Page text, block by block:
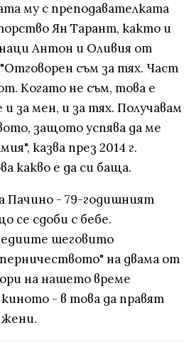
му с преподавателката
Ян Тарант, както и
Антон и Оливия от
съм за тях. Част
Когато не съм, това е
за мен, и за тях. Получавам
защото успява да ме
казва през 2014 г.
какво е да си баща.
Пачино - 79-годишният
се сдоби с бебе.
шеговито
на двама от
на нашето време
- в това да правят